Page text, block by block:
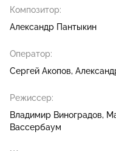
Композитор:
Александр Пантыкин
Оператор:
Сергей Акопов
Режиссер:
Владимир Виноградов
Вассербаум